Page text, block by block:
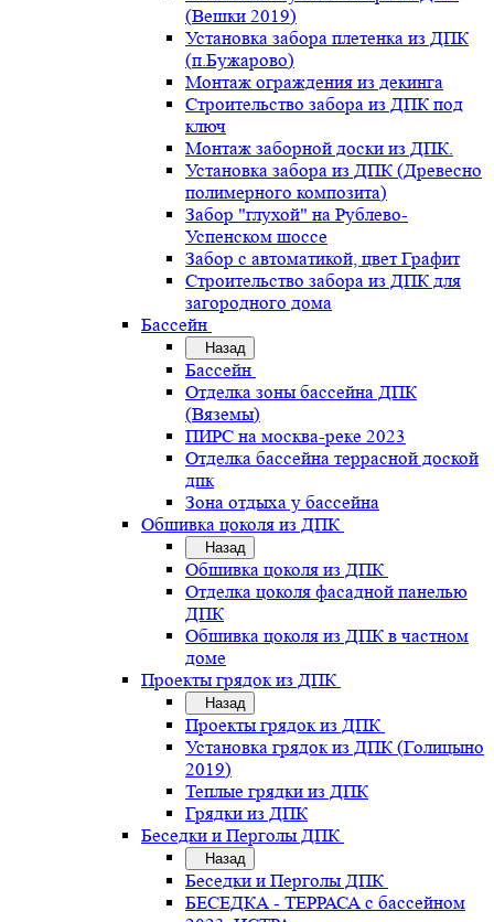
(Вешки 2019)
Установка забора плетенка из ДПК
(п.Бужарово)
Монтаж ограждения из декинга
Строительство забора из ДПК под
ключ
Монтаж заборной доски из ДПК.
Установка забора из ДПК (Древесно
полимерного композита)
Забор "глухой" на Рублево-
Успенском шоссе
Забор с автоматикой, цвет Графит
Строительство забора из ДПК для
загородного дома
Бассейн
Назад
Бассейн
Отделка зоны бассейна ДПК
(Вяземы)
ПИРС на москва-реке 2023
Отделка бассейна террасной доской
дпк
Зона отдыха у бассейна
Обшивка цоколя из ДПК
Назад
Обшивка цоколя из ДПК
Отделка цоколя фасадной панелью
ДПК
Обшивка цоколя из ДПК в частном
доме
Проекты грядок из ДПК
Назад
Проекты грядок из ДПК
Установка грядок из ДПК (Голицыно
2019)
Теплые грядки из ДПК
Грядки из ДПК
Беседки и Перголы ДПК
Назад
Беседки и Перголы ДПК
БЕСЕДКА - ТЕРРАСА с бассейном